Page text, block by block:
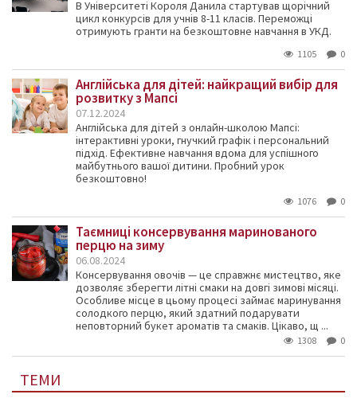
В Університеті Короля Данила стартував щорічний
цикл конкурсів для учнів 8-11 класів. Переможці
отримують гранти на безкоштовне навчання в УКД.
1105 0
Англійська для дітей: найкращий вибір для
розвитку з Мапсі
07.12.2024
Англійська для дітей з онлайн-школою Мапсі:
інтерактивні уроки, гнучкий графік і персональний
підхід. Ефективне навчання вдома для успішного
майбутнього вашої дитини. Пробний урок
безкоштовно!
1076 0
Таємниці консервування маринованого
перцю на зиму
06.08.2024
Консервування овочів — це справжнє мистецтво, яке
дозволяє зберегти літні смаки на довгі зимові місяці.
Особливе місце в цьому процесі займає маринування
солодкого перцю, який здатний подарувати
неповторний букет ароматів та смаків. Цікаво, щ ...
1308 0
ТЕМИ